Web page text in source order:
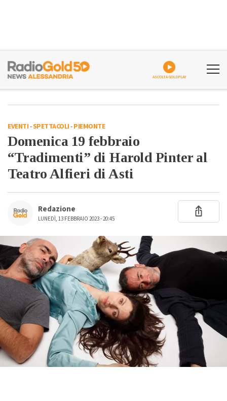
ASCOLTA GOLDPLAY
EVENTI-SPETTACOLI-PIEMONTE
Domenica 19 febbraio
“Tradimenti” di Harold Pinter al
Teatro Alfieri di Asti
Redazione
LUNEDÌ, 13 FEBBRAIO 2023 - 20:45